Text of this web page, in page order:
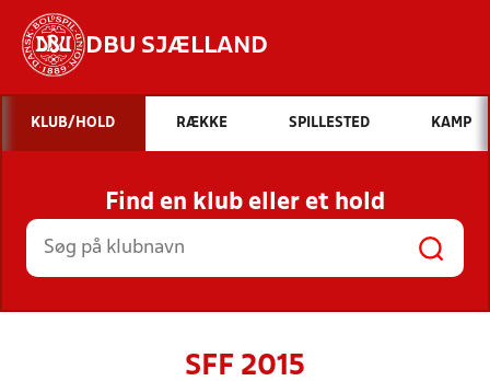
DBU SJÆLLAND
Hvad vil du søge efter?
INDHOLD OG NYHEDER
STILLINGER, RESULTATER, KLUBBER OG
HOLD
KLUB/HOLD RÆKKE SPILLESTED KAMP
Find en klub eller et hold
SFF 2015